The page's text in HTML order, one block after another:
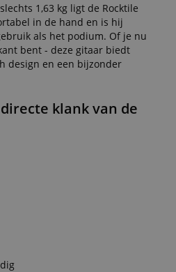
1,63 kg ligt de Rocktile
in de hand en is hij
als het podium. Of je nu
bent - deze gitaar biedt
design en een bijzonder
klank van de